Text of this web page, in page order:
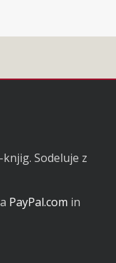
Sodeluje z
PayPal.com in